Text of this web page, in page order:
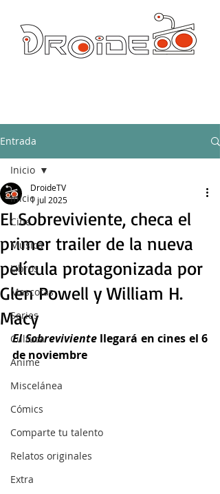
Entrada
Inicio
Cine
Música
Libros
Mascotas
Series
Cultura
Anime
Miscelánea
Cómics
Comparte tu talento
Relatos originales
Extra
Inicio
El Sobreviviente, checa el
primer trailer de la nueva
película protagonizada por
Glen Powell y William H.
Macy
DroideTV
1 jul 2025
El Sobreviviente llegará en cines el 6
de noviembre